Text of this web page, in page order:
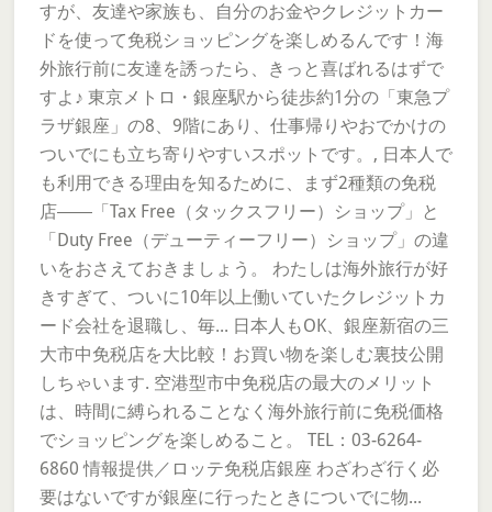
すが、友達や家族も、自分のお金やクレジットカー
ドを使って免税ショッピングを楽しめるんです！海
外旅行前に友達を誘ったら、きっと喜ばれるはずで
すよ♪ 東京メトロ・銀座駅から徒歩約1分の「東急プ
ラザ銀座」の8、9階にあり、仕事帰りやおでかけの
ついでにも立ち寄りやすいスポットです。, 日本人で
も利用できる理由を知るために、まず2種類の免税
店――「Tax Free（タックスフリー）ショップ」と
「Duty Free（デューティーフリー）ショップ」の違
いをおさえておきましょう。 わたしは海外旅行が好
きすぎて、ついに10年以上働いていたクレジットカ
ード会社を退職し、毎... 日本人もOK、銀座新宿の三
大市中免税店を大比較！お買い物を楽しむ裏技公開
しちゃいます. 空港型市中免税店の最大のメリット
は、時間に縛られることなく海外旅行前に免税価格
でショッピングを楽しめること。 TEL：03-6264-
6860 情報提供／ロッテ免税店銀座 わざわざ行く必
要はないですが銀座に行ったときについでに物...